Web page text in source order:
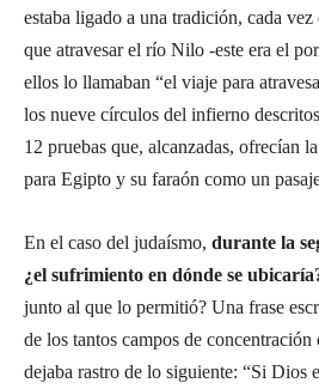
estaba ligado a una tradición, cada
que atravesar el río Nilo -este era el
ellos lo llamaban “el viaje para
los nueve círculos del infierno
12 pruebas que, alcanzadas, ofrecían
para Egipto y su faraón como un
En el caso del judaísmo, durante la
¿el sufrimiento en dónde se
junto al que lo permitió? Una frase
de los tantos campos de
dejaba rastro de lo siguiente: “Si Dios